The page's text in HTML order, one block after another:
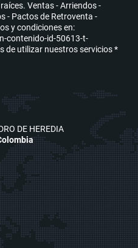
Ventas - Arriendos -
- Pactos de Retroventa -
y condiciones en:
contenido-id-50613-t-
de utilizar nuestros servicios *
DE HEREDIA